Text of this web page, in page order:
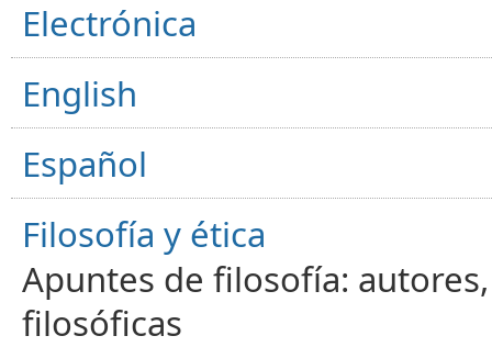
Electrónica
English
Español
Filosofía y ética
Apuntes de filosofía:
filosóficas